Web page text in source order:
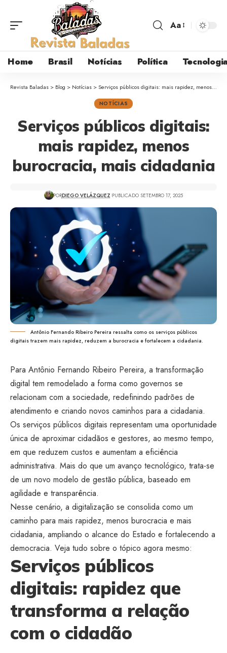
Aa
Home Brasil Notícias Política
Revista Baladas > Blog > Notícias > Serviços públicos digitais: mais rapidez, menos burocracia, mais cidadania
NOTÍCIAS
Serviços públicos digitais:
mais rapidez, menos
burocracia, mais cidadania
PORDIEGO VELÁZQUEZ PUBLICADO SETEMBRO 17, 2025
Antônio Fernando Ribeiro Pereira ressalta como os serviços públicos
digitais trazem mais rapidez, reduzem a burocracia e fortalecem a cidadania.
Para Antônio Fernando Ribeiro Pereira, a transformação
digital tem remodelado a forma como governos se
relacionam com a sociedade, redefinindo padrões de
atendimento e criando novos caminhos para a cidadania.
Os serviços públicos digitais representam uma oportunidade
única de aproximar cidadãos e gestores, ao mesmo tempo,
em que reduzem custos e aumentam a eficiência
administrativa. Mais do que um avanço tecnológico, trata-se
de um novo modelo de gestão pública, baseado em
agilidade e transparência.
Nesse cenário, a digitalização se consolida como um
caminho para mais rapidez, menos burocracia e mais
cidadania, ampliando o alcance do Estado e fortalecendo a
democracia. Veja tudo sobre o tópico agora mesmo:
Serviços públicos
digitais: rapidez que
transforma a relação
com o cidadão